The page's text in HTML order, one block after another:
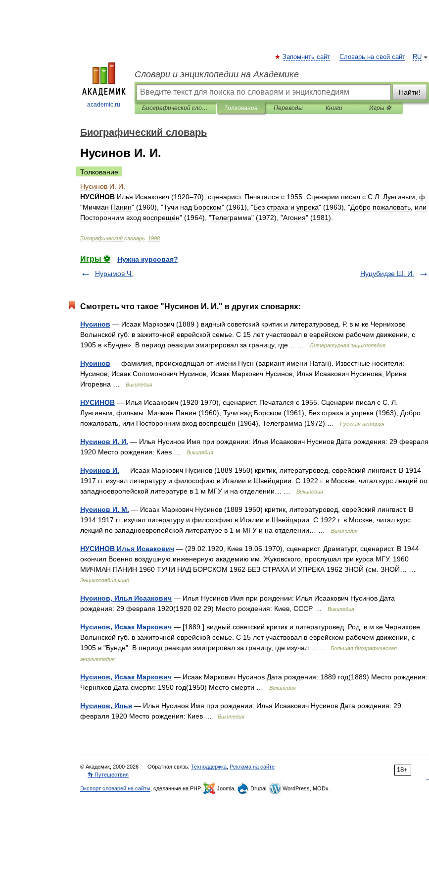
academic.ru
RU
Запомнить сайт Словарь на свой сайт
Словари и энциклопедии на Академике
Найти!
Биографический словарь Толкования Переводы Книги Игры ⚽
Биографический словарь
Нусинов И. И.
Толкование
Нусинов И И
НУСИ́НОВ Илья Исаакович (1920–70), сценарист. Печатался с 1955 Сценарии писал с С Л Лунгиным ф :
"Мичман Панин" (1960), "Тучи над Борском" (1961), "Без страха и упрека" (1963), "Добро пожаловать или
Посторонним вход воспрещён" (1964), "Телеграмма" (1972), "Агония" (1981).
Биографический словарь 1998
Игры ⚽
Нужна курсовая?
Нурымов Ч.
Нуцубидзе Ш. И.
Смотреть что такое "Нусинов И. И." в других словарях:
Нусинов — Исаак Маркович (1889 ) видный советский критик и литературовед. Р. в м ке Чернихове
Волынской губ. в зажиточной еврейской семье. С 15 лет участвовал в еврейском рабочем движении, с
1905 в «Бунде». В период реакции эмигрировал за границу, где… …
Литературная энциклопедия
Нусинов — фамилия, происходящая от имени Нусн (вариант имени Натан). Известные носители:
Нусинов, Исаак Соломонович Нусинов, Исаак Маркович Нусинов, Илья Исаакович Нусинова, Ирина
Игоревна …
Википедия
НУСИНОВ — Илья Исаакович (1920 1970), сценарист. Печатался с 1955. Сценарии писал с С. Л.
Лунгиным, фильмы: Мичман Панин (1960), Тучи над Борском (1961), Без страха и упрека (1963), Добро
пожаловать, или Посторонним вход воспрещён (1964), Телеграмма (1972) …
Русская история
Нусинов И. И. — Илья Нусинов Имя при рождении: Илья Исаакович Нусинов Дата рождения: 29 февраля
1920 Место рождения: Киев …
Википедия
Нусинов И. — Исаак Маркович Нусинов (1889 1950) критик, литературовед, еврейский лингвист. В 1914
1917 гг. изучал литературу и философию в Италии и Швейцарии. С 1922 г. в Москве, читал курс лекций по
западноевропейской литературе в 1 м МГУ и на отделении… …
Википедия
Нусинов И. М. — Исаак Маркович Нусинов (1889 1950) критик, литературовед, еврейский лингвист. В
1914 1917 гг. изучал литературу и философию в Италии и Швейцарии. С 1922 г. в Москве, читал курс
лекций по западноевропейской литературе в 1 м МГУ и на отделении… …
Википедия
НУСИНОВ Илья Исаакович — (29.02.1920, Киев 19.05.1970), сценарист. Драматург, сценарист. В 1944
окончил Военно воздушную инженерную академию им. Жуковского, прослушал три курса МГУ. 1960
МИЧМАН ПАНИН 1960 ТУЧИ НАД БОРСКОМ 1962 БЕЗ СТРАХА И УПРЕКА 1962 ЗНОЙ (см. ЗНОЙ… …
Энциклопедия кино
Нусинов, Илья Исаакович — Илья Нусинов Имя при рождении: Илья Исаакович Нусинов Дата
рождения: 29 февраля 1920(1920 02 29) Место рождения: Киев, СССР …
Википедия
Нусинов, Исаак Маркович — [1889 ] видный советский критик и литературовед. Род. в м ке Чернихове
Волынской губ. в зажиточной еврейской семье. С 15 лет участвовал в еврейском рабочем движении, с
1905 в "Бунде". В период реакции эмигрировал за границу, где изучал… …
Большая биографическая
энциклопедия
Нусинов, Исаак Маркович — Исаак Маркович Нусинов Дата рождения: 1889 год(1889) Место рождения:
Черняхов Дата смерти: 1950 год(1950) Место смерти …
Википедия
Нусинов, Илья — Илья Нусинов Имя при рождении: Илья Исаакович Нусинов Дата рождения: 29
февраля 1920 Место рождения: Киев …
Википедия
18+
© Академик, 2000-2026 Обратная связь: Техподдержка Реклама на сайте
👣 Путешествия
Экспорт словарей на сайты , сделанные на PHP, Joomla, Drupal, WordPress, MODx.